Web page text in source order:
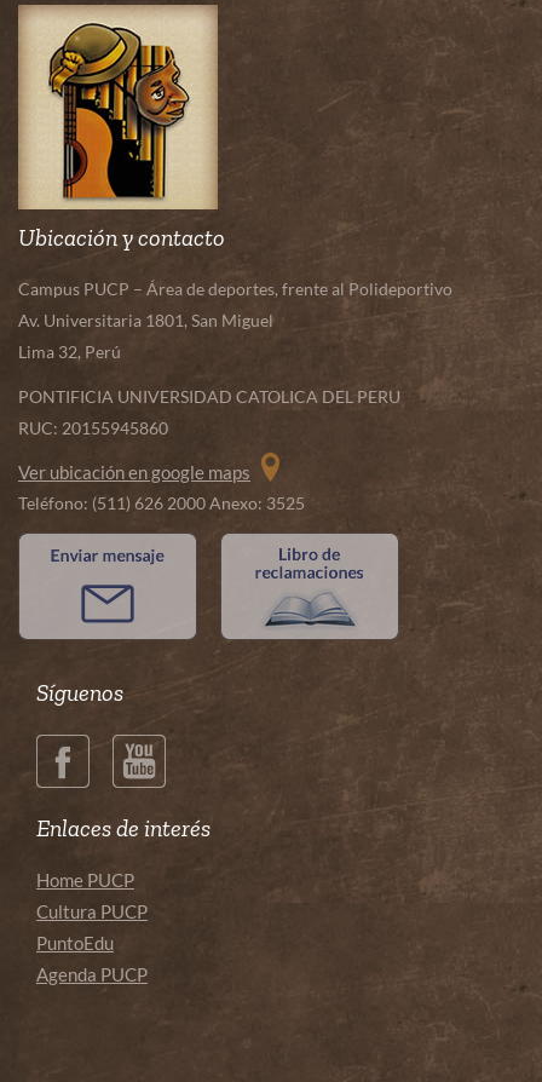
Av. Universitaria 1801, San Miguel
Lima 32, Perú
PONTIFICIA UNIVERSIDAD CATOLICA DEL PERU
RUC: 20155945860
Ver ubicación en google maps
Teléfono: (511) 626 2000 Anexo: 3525
Síguenos
Cultura PUCP
PuntoEdu